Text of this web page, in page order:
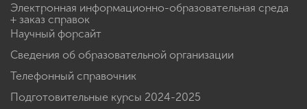
Электронная информационно-образовательная среда
+ заказ справок
Научный форсайт
Сведения об образовательной организации
Телефонный справочник
Подготовительные курсы 2024-2025